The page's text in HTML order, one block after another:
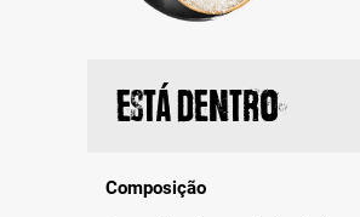
Está dentro
Composição